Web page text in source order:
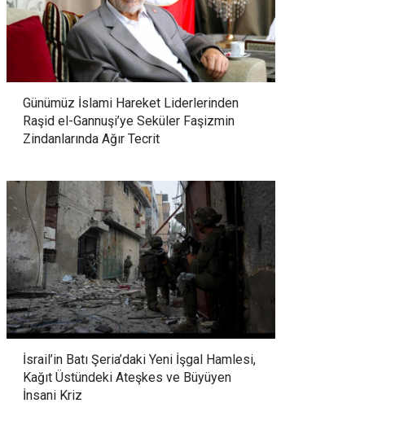
Günümüz İslami Hareket Liderlerinden
Raşid el-Gannuşi’ye Seküler Faşizmin
Zindanlarında Ağır Tecrit
İsrail’in Batı Şeria’daki Yeni İşgal Hamlesi,
Kağıt Üstündeki Ateşkes ve Büyüyen
İnsani Kriz